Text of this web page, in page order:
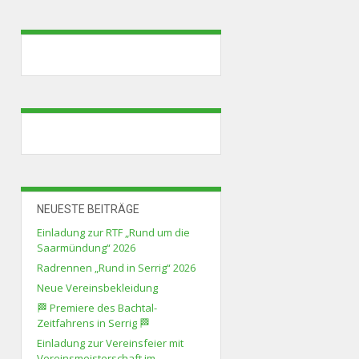
NEUESTE BEITRÄGE
Einladung zur RTF „Rund um die
Saarmündung“ 2026
Radrennen „Rund in Serrig“ 2026
Neue Vereinsbekleidung
🏁 Premiere des Bachtal-
Zeitfahrens in Serrig 🏁
Einladung zur Vereinsfeier mit